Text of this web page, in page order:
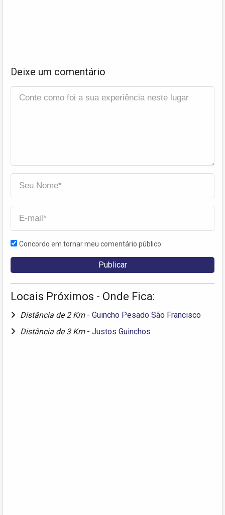
Deixe um comentário
Concordo em tornar meu comentário público
Locais Próximos - Onde Fica:
Distância de 2 Km - Guincho Pesado São Francisco
Distância de 3 Km - Justos Guinchos